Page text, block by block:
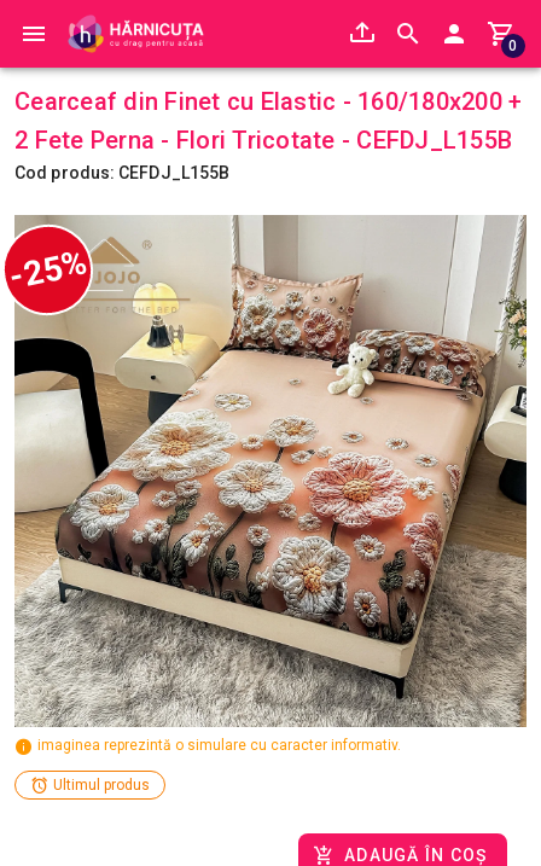
0
Cearceaf din Finet cu Elastic - 160/180x200 +
2 Fete Perna - Flori Tricotate - CEFDJ_L155B
Cod produs: CEFDJ_L155B
-25%
imaginea reprezintă o simulare cu caracter informativ.
Ultimul produs
ADAUGĂ ÎN COȘ